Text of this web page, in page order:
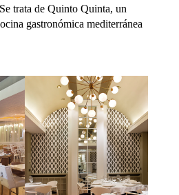
trata de Quinto Quinta, un
gastronómica mediterránea